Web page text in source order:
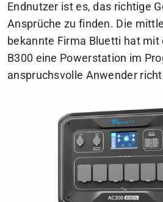
Endnutzer ist es, das richtige
Ansprüche zu finden. Die
bekannte Firma Bluetti hat mit
B300 eine Powerstation im
anspruchsvolle Anwender